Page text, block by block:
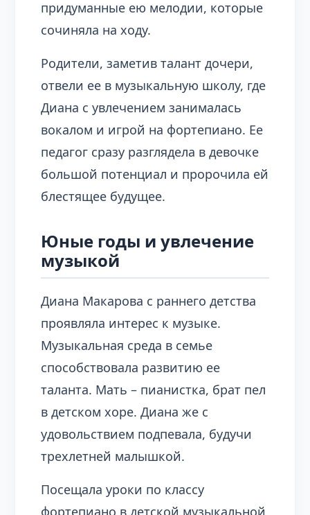
придуманные ею мелодии, которые
сочиняла на ходу.
Родители, заметив талант дочери,
отвели ее в музыкальную школу, где
Диана с увлечением занималась
вокалом и игрой на фортепиано. Ее
педагог сразу разглядела в девочке
большой потенциал и пророчила ей
блестящее будущее.
Юные годы и увлечение
музыкой
Диана Макарова с раннего детства
проявляла интерес к музыке.
Музыкальная среда в семье
способствовала развитию ее
таланта. Мать – пианистка, брат пел
в детском хоре. Диана же с
удовольствием подпевала, будучи
трехлетней малышкой.
Посещала уроки по классу
фортепиано в детской музыкальной